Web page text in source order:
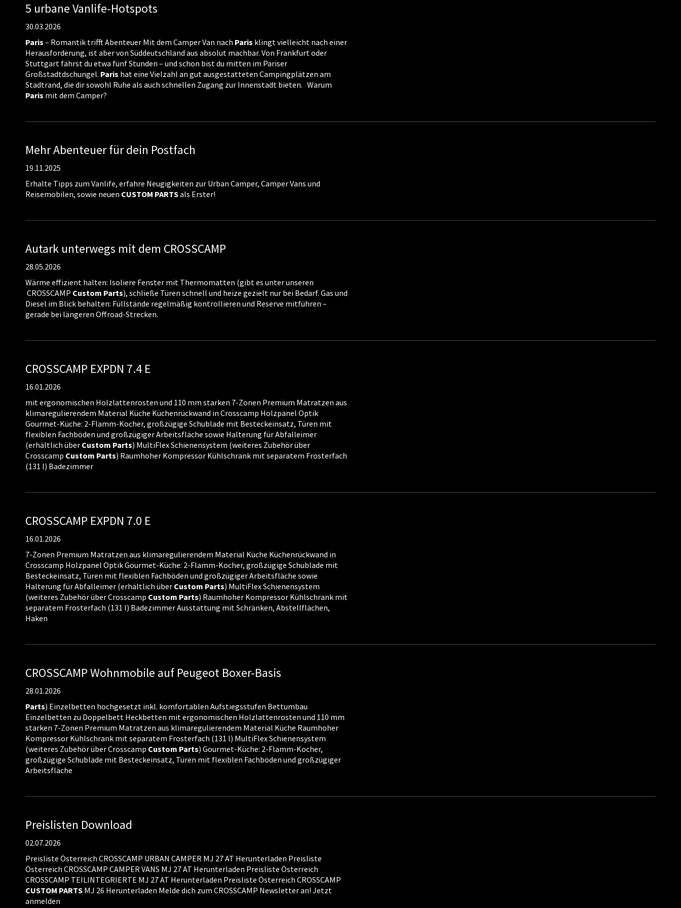
5 urbane Vanlife-Hotspots
30.03.2026
Paris – Romantik trifft Abenteuer Mit dem Camper Van nach Paris klingt vielleicht nach einer
Herausforderung, ist aber von Süddeutschland aus absolut machbar. Von Frankfurt oder
Stuttgart fährst du etwa fünf Stunden – und schon bist du mitten im Pariser
Großstadtdschungel. Paris hat eine Vielzahl an gut ausgestatteten Campingplätzen am
Stadtrand, die dir sowohl Ruhe als auch schnellen Zugang zur Innenstadt bieten. Warum
Paris mit dem Camper?
Mehr Abenteuer für dein Postfach
19.11.2025
Erhalte Tipps zum Vanlife, erfahre Neugigkeiten zur Urban Camper, Camper Vans und
Reisemobilen, sowie neuen CUSTOM PARTSals Erster!
Autark unterwegs mit dem CROSSCAMP
28.05.2026
Wärme effizient halten: Isoliere Fenster mit Thermomatten (gibt es unter unseren
CROSSCAMP Custom Parts), schließe Türen schnell und heize gezielt nur bei Bedarf. Gas und
Diesel im Blick behalten: Füllstände regelmäßig kontrollieren und Reserve mitführen –
gerade bei längeren Offroad-Strecken.
CROSSCAMP EXPDN 7.4 E
16.01.2026
mit ergonomischen Holzlattenrosten und 110 mm starken 7-Zonen Premium Matratzen aus
klimaregulierendem Material Küche Küchenrückwand in Crosscamp Holzpanel Optik
Gourmet-Küche: 2-Flamm-Kocher, großzügige Schublade mit Besteckeinsatz, Türen mit
flexiblen Fachböden und großzügiger Arbeitsfläche sowie Halterung für Abfalleimer
(erhältlich über Custom Parts) MultiFlex Schienensystem (weiteres Zubehör über
Crosscamp Custom Parts) Raumhoher Kompressor Kühlschrank mit separatem Frosterfach
(131 l) Badezimmer
CROSSCAMP EXPDN 7.0 E
16.01.2026
7-Zonen Premium Matratzen aus klimaregulierendem Material Küche Küchenrückwand in
Crosscamp Holzpanel Optik Gourmet-Küche: 2-Flamm-Kocher, großzügige Schublade mit
Besteckeinsatz, Türen mit flexiblen Fachböden und großzügiger Arbeitsfläche sowie
Halterung für Abfalleimer (erhältlich über Custom Parts) MultiFlex Schienensystem
(weiteres Zubehör über Crosscamp Custom Parts) Raumhoher Kompressor Kühlschrank mit
separatem Frosterfach (131 l) Badezimmer Ausstattung mit Schränken, Abstellflächen,
Haken
CROSSCAMP Wohnmobile auf Peugeot Boxer-Basis
28.01.2026
Parts) Einzelbetten hochgesetzt inkl. komfortablen Aufstiegsstufen Bettumbau
Einzelbetten zu Doppelbett Heckbetten mit ergonomischen Holzlattenrosten und 110 mm
starken 7-Zonen Premium Matratzen aus klimaregulierendem Material Küche Raumhoher
Kompressor Kühlschrank mit separatem Frosterfach (131 l) MultiFlex Schienensystem
(weiteres Zubehör über Crosscamp Custom Parts) Gourmet-Küche: 2-Flamm-Kocher,
großzügige Schublade mit Besteckeinsatz, Türen mit flexiblen Fachböden und großzügiger
Arbeitsfläche
Preislisten Download
02.07.2026
Preisliste Österreich CROSSCAMP URBAN CAMPER MJ 27 AT Herunterladen Preisliste
Österreich CROSSCAMP CAMPER VANS MJ 27 AT Herunterladen Preisliste Österreich
CROSSCAMP TEILINTEGRIERTE MJ 27 AT Herunterladen Preisliste Österreich CROSSCAMP
CUSTOM PARTS MJ 26 Herunterladen Melde dich zum CROSSCAMP Newsletter an! Jetzt
anmelden